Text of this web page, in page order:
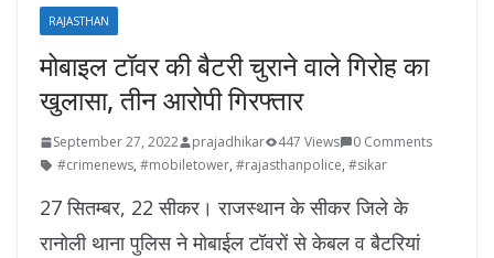
RAJASTHAN
मोबाइल टॉवर की बैटरी चुराने वाले गिरोह का
खुलासा, तीन आरोपी गिरफ्तार
September 27, 2022 prajadhikar 447 Views
0 Comments
#crimenews, #mobiletower, #rajasthanpolice, #sikar
27 सितम्बर, 22 सीकर। राजस्थान के सीकर जिले के
रानोली थाना पुलिस ने मोबाईल टॉवरों से केबल व बैटरियां